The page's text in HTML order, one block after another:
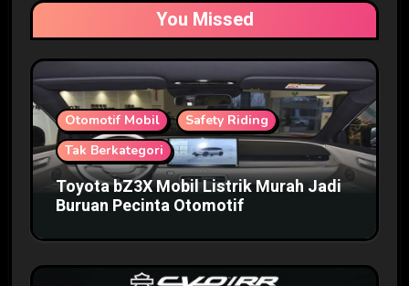
You Missed
Otomotif Mobil
Safety Riding
Tak Berkategori
Toyota bZ3X Mobil Listrik Murah Jadi
Buruan Pecinta Otomotif